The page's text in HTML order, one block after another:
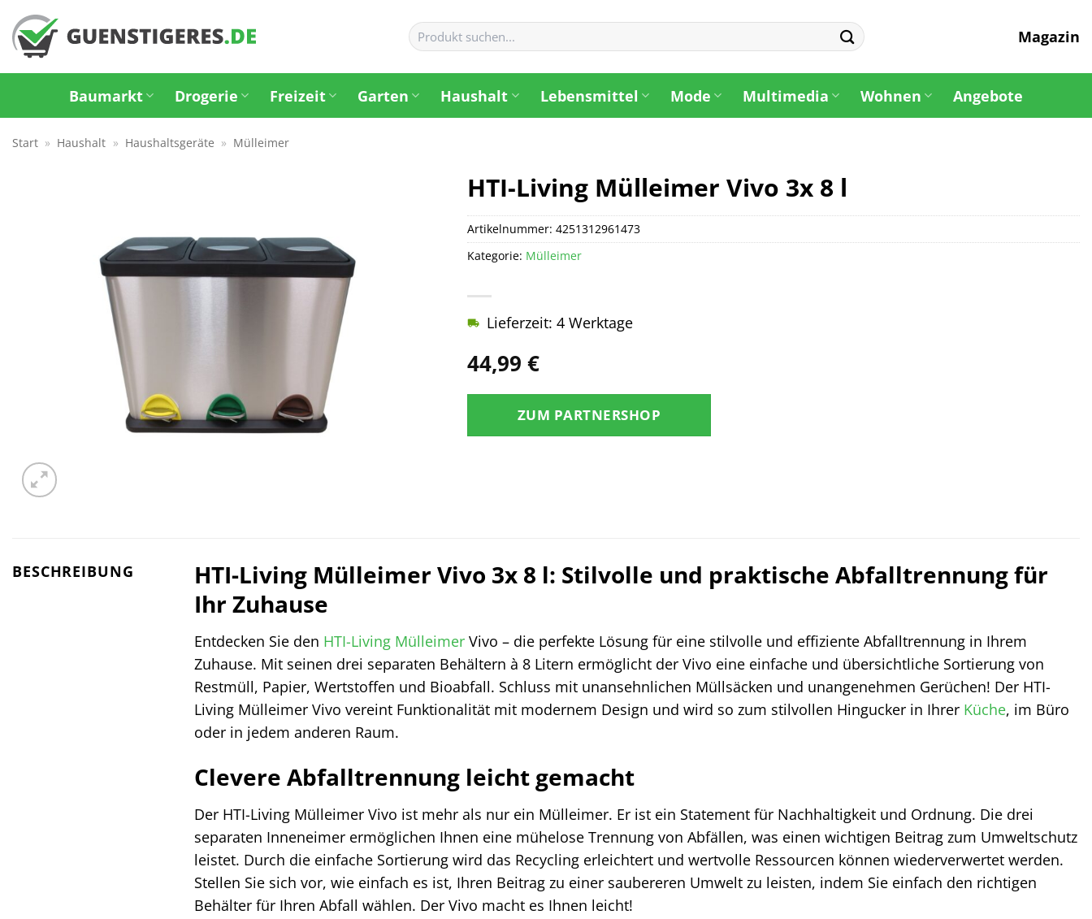
Zum
Inhalt
springen
Suchen
nach:
Magazin
Baumarkt Drogerie Freizeit Garten Haushalt Lebensmittel Mode Multimedia Wohnen Angebote
Start » Haushalt » Haushaltsgeräte » Mülleimer
HTI-Living Mülleimer Vivo 3x 8 l
44,99 €
Lieferzeit: 4 Werktage
ZUM PARTNERSHOP
Artikelnummer: 4251312961473
Kategorie: Mülleimer
BESCHREIBUNG
HTI-Living Mülleimer Vivo 3x 8 l: Stilvolle und praktische Abfalltrennung für
Ihr Zuhause
Entdecken Sie den HTI-Living Mülleimer Vivo – die perfekte Lösung für eine stilvolle und effiziente Abfalltrennung in Ihrem
Zuhause. Mit seinen drei separaten Behältern à 8 Litern ermöglicht der Vivo eine einfache und übersichtliche Sortierung von
Restmüll, Papier, Wertstoffen und Bioabfall. Schluss mit unansehnlichen Müllsäcken und unangenehmen Gerüchen! Der HTI-
Living Mülleimer Vivo vereint Funktionalität mit modernem Design und wird so zum stilvollen Hingucker in Ihrer Küche, im Büro
oder in jedem anderen Raum.
Clevere Abfalltrennung leicht gemacht
Der HTI-Living Mülleimer Vivo ist mehr als nur ein Mülleimer. Er ist ein Statement für Nachhaltigkeit und Ordnung. Die drei
separaten Inneneimer ermöglichen Ihnen eine mühelose Trennung von Abfällen, was einen wichtigen Beitrag zum Umweltschutz
leistet. Durch die einfache Sortierung wird das Recycling erleichtert und wertvolle Ressourcen können wiederverwertet werden.
Stellen Sie sich vor, wie einfach es ist, Ihren Beitrag zu einer saubereren Umwelt zu leisten, indem Sie einfach den richtigen
Behälter für Ihren Abfall wählen. Der Vivo macht es Ihnen leicht!